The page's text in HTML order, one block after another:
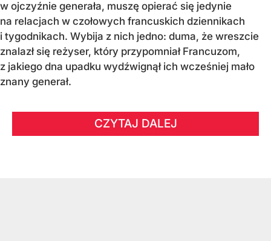
w ojczyźnie generała, muszę opierać się jedynie
na relacjach w czołowych francuskich dziennikach
i tygodnikach. Wybija z nich jedno: duma, że wreszcie
znalazł się reżyser, który przypomniał Francuzom,
z jakiego dna upadku wydźwignął ich wcześniej mało
znany generał.
CZYTAJ DALEJ